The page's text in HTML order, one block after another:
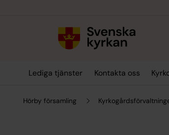
Lediga tjänster Kontakta oss
Hörby församling